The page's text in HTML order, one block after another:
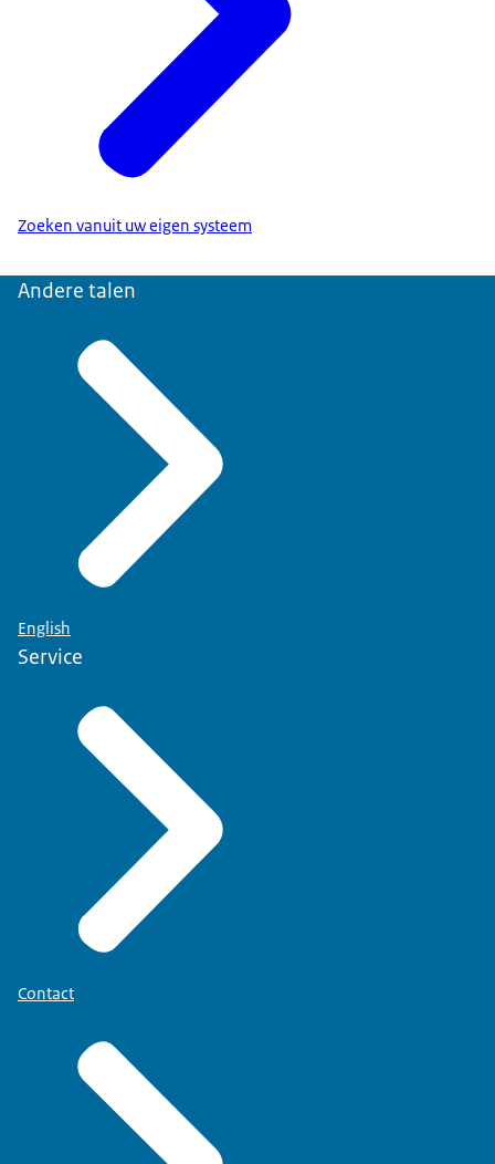
Zoeken vanuit uw eigen systeem
Andere talen
English
Service
Contact